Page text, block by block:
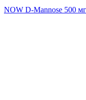
NOW D-Mannose 500